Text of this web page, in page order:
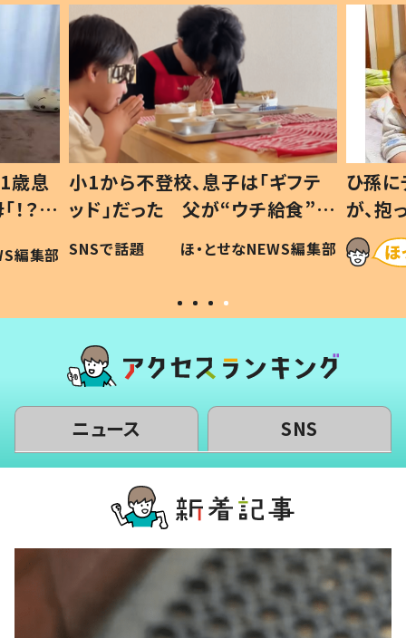
歳息
？」
編集部
小1から不登校、息子は「ギフテ
ッド」だった 父が“ウチ給食”を
作り続ける理由とは #令和の親
#令和の子
SNSで話題 ほ・とせなNEWS編集部
ひ孫
が、
「涙が
い」
ニュース SNS